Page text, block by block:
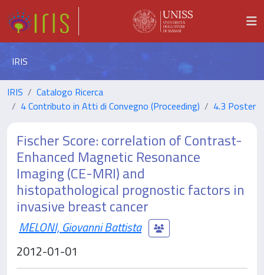
IRIS
IRIS
Catalogo Ricerca
4 Contributo in Atti di Convegno (Proceeding)
4.3 Poster
Fischer Score: correlation of Contrast-
Enhanced Magnetic Resonance
Imaging (CE-MRI) and
histopathological prognostic factors in
invasive breast cancer
MELONI, Giovanni Battista
2012-01-01